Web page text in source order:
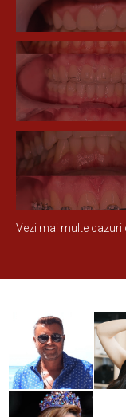
Vezi mai multe cazuri